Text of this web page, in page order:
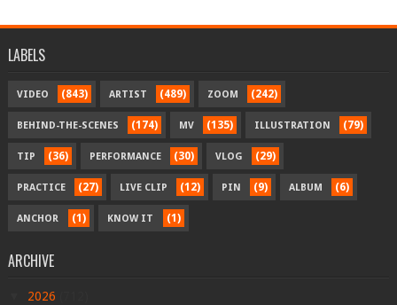
LABELS
VIDEO (843) ARTIST (489) ZOOM (242)
BEHIND-THE-SCENES (174) MV (135) ILLUSTRATION (79)
TIP (36) PERFORMANCE (30) VLOG (29)
PRACTICE (27) LIVE CLIP (12) PIN (9) ALBUM (6)
ANCHOR (1) KNOW IT (1)
ARCHIVE
2026